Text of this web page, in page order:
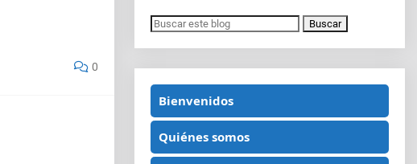
0
Bienvenidos
Quiénes somos